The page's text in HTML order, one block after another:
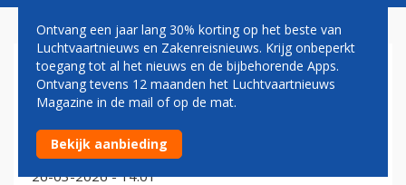
ALASKA
Jetblue wil overgenomen worden door United, Alaska
of Southwest Airlines
26-03-2026 - 14:01
Ontvang een jaar lang 30% korting op het beste van
Luchtvaartnieuws en Zakenreisnieuws. Krijg onbeperkt
toegang tot al het nieuws en de bijbehorende Apps.
Ontvang tevens 12 maanden het Luchtvaartnieuws
Magazine in de mail of op de mat.
Bekijk aanbieding